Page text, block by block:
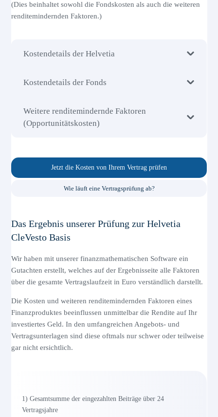
(Dies beinhaltet sowohl die Fondskosten als auch die weiteren
renditemindernden Faktoren.)
Kostendetails der Helvetia
Kostendetails der Fonds
Weitere renditemindernde Faktoren
(Opportunitätskosten)
Jetzt die Kosten von Ihrem Vertrag prüfen
Wie läuft eine Vertragsprüfung ab?
Das Ergebnis unserer Prüfung zur Helvetia
CleVesto Basis
Wir haben mit unserer finanzmathematischen Software ein
Gutachten erstellt, welches auf der Ergebnisseite alle Faktoren
über die gesamte Vertragslaufzeit in Euro verständlich darstellt.
Die Kosten und weiteren renditemindernden Faktoren eines
Finanzproduktes beeinflussen unmittelbar die Rendite auf Ihr
investiertes Geld. In den umfangreichen Angebots- und
Vertragsunterlagen sind diese oftmals nur schwer oder teilweise
gar nicht ersichtlich.
1) Gesamtsumme der eingezahlten Beiträge über 24
Vertragsjahre